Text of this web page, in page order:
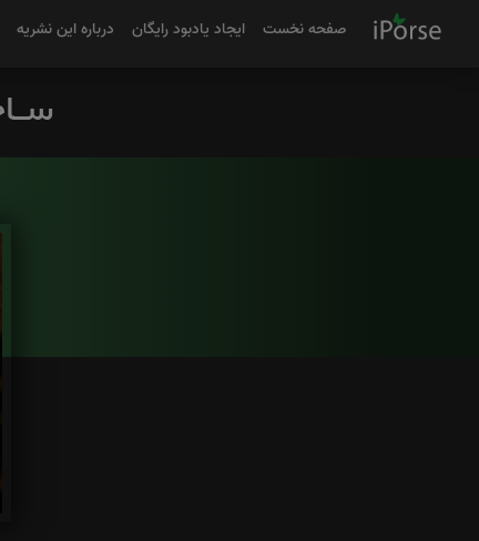
صفحه نخست ایجاد یادبود رایگان درباره این نشریه